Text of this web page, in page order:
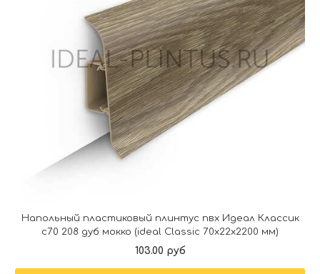
Напольный пластиковый плинтус пвх Идеал Классик
c70 208 дуб мокко (ideal Classic 70х22х2200 мм)
103.00 руб